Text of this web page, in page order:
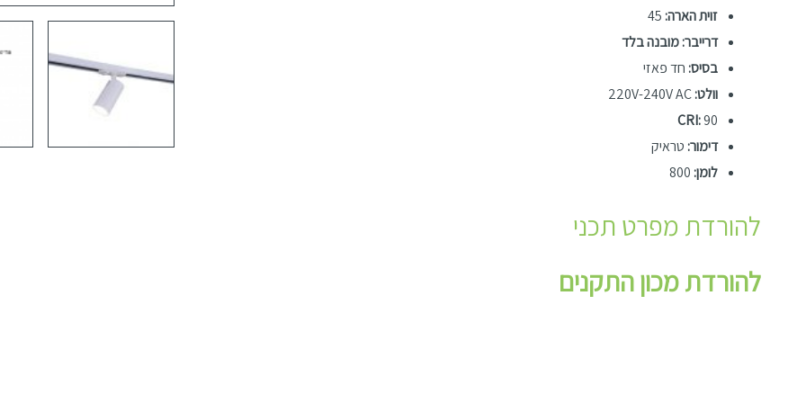
זוית הארה: 45
דרייבר: מובנה בלד
בסיס: חד פאזי
וולט:220V-240V AC
CRI:90
דימור: טראיק
לומן: 800
להורדת מפרט תכני
להורדת מכון התקנים